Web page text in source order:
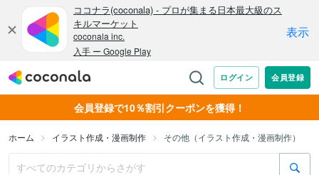
会員登録で10％割引クーポンを獲得！
ホーム イラスト作成・漫画制作 その他（イラスト作成・漫画制作）